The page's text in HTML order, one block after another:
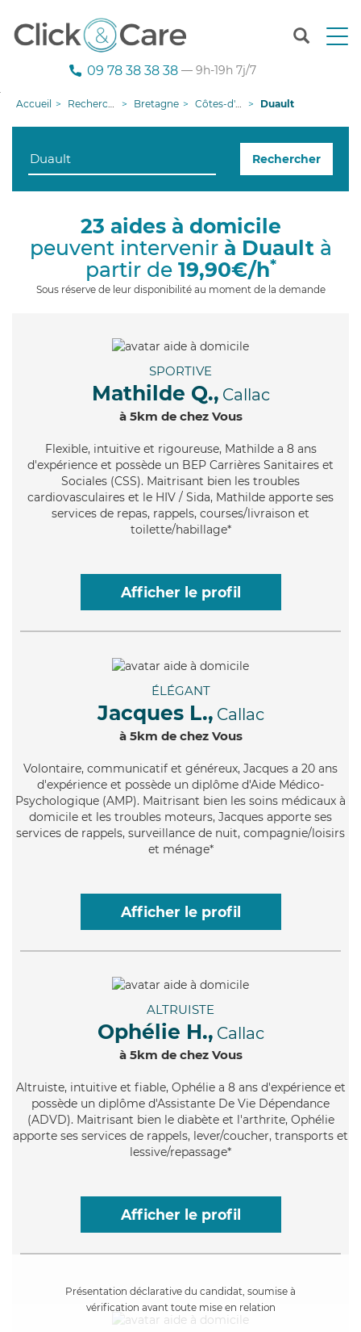
T
n
g
09 78 38 38 38 — 9h-19h 7j/7
Accueil Recherche aide à domicile Bretagne Côtes-d'armor Duault
Rechercher
23 aides à domicile
peuvent intervenir à Duaultà
partir de 19,90€/h*
Sous réserve de leur disponibilité au moment de la demande
SPORTIVE
Mathilde Q., Callac
à 5km de chez Vous
Flexible, intuitive et rigoureuse, Mathilde a 8 ans
d'expérience et possède un BEP Carrières Sanitaires et
Sociales (CSS). Maitrisant bien les troubles
cardiovasculaires et le HIV / Sida, Mathilde apporte ses
services de repas, rappels, courses/livraison et
toilette/habillage*
Afficher le profil
ÉLÉGANT
Jacques L., Callac
à 5km de chez Vous
Volontaire, communicatif et généreux, Jacques a 20 ans
d'expérience et possède un diplôme d'Aide Médico-
Psychologique (AMP). Maitrisant bien les soins médicaux à
domicile et les troubles moteurs, Jacques apporte ses
services de rappels, surveillance de nuit, compagnie/loisirs
et ménage*
Afficher le profil
ALTRUISTE
Ophélie H., Callac
à 5km de chez Vous
Altruiste, intuitive et fiable, Ophélie a 8 ans d'expérience et
possède un diplôme d'Assistante De Vie Dépendance
(ADVD). Maitrisant bien le diabète et l'arthrite, Ophélie
apporte ses services de rappels, lever/coucher, transports et
lessive/repassage*
Afficher le profil
Présentation déclarative du candidat, soumise à
vérification avant toute mise en relation